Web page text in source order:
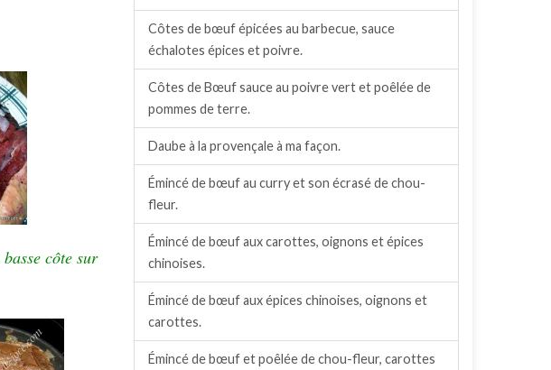
côte sur
Côtes de bœuf épicées au barbecue, sauce
échalotes épices et poivre.
Côtes de Bœuf sauce au poivre vert et poêlée de
pommes de terre.
Daube à la provençale à ma façon.
Émincé de bœuf au curry et son écrasé de chou-
fleur.
Émincé de bœuf aux carottes, oignons et épices
chinoises.
Émincé de bœuf aux épices chinoises, oignons et
carottes.
Émincé de bœuf et poêlée de chou-fleur, carottes